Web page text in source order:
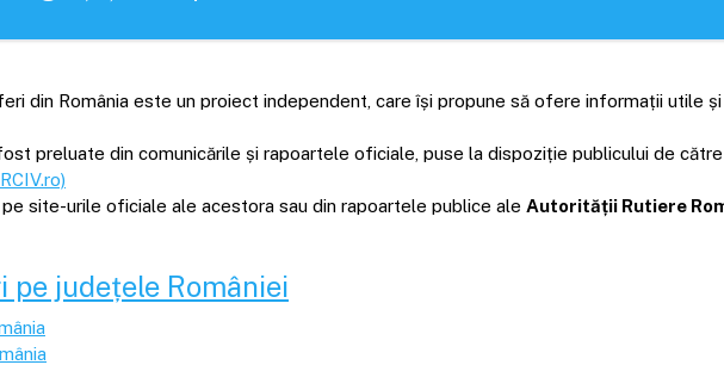
din România este un proiect independent, care își propune să ofere informații utile
preluate din comunicările și rapoartele oficiale, puse la dispoziție publicului de către
site-urile oficiale ale acestora sau din rapoartele publice ale Autorității Rutiere
pe județele României